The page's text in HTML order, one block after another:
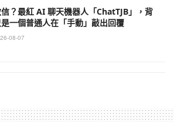
？最紅 AI 聊天機器人「ChatTJB」，背
一個普通人在「手動」敲出回覆
08-07